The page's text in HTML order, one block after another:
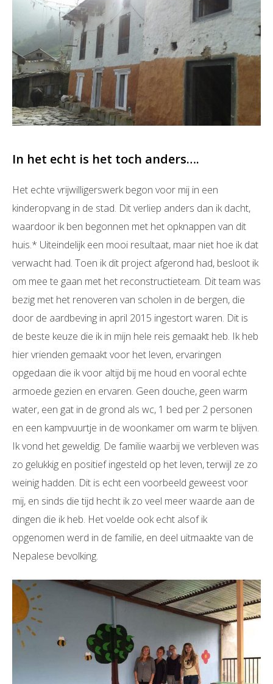
In het echt is het toch anders….
Het echte vrijwilligerswerk begon voor mij in een
kinderopvang in de stad. Dit verliep anders dan ik dacht,
waardoor ik ben begonnen met het opknappen van dit
huis.* Uiteindelijk een mooi resultaat, maar niet hoe ik dat
verwacht had. Toen ik dit project afgerond had, besloot ik
om mee te gaan met het reconstructieteam. Dit team was
bezig met het renoveren van scholen in de bergen, die
door de aardbeving in april 2015 ingestort waren. Dit is
de beste keuze die ik in mijn hele reis gemaakt heb. Ik heb
hier vrienden gemaakt voor het leven, ervaringen
opgedaan die ik voor altijd bij me houd en vooral echte
armoede gezien en ervaren. Geen douche, geen warm
water, een gat in de grond als wc, 1 bed per 2 personen
en een kampvuurtje in de woonkamer om warm te blijven.
Ik vond het geweldig. De familie waarbij we verbleven was
zo gelukkig en positief ingesteld op het leven, terwijl ze zo
weinig hadden. Dit is echt een voorbeeld geweest voor
mij, en sinds die tijd hecht ik zo veel meer waarde aan de
dingen die ik heb. Het voelde ook echt alsof ik
opgenomen werd in de familie, en deel uitmaakte van de
Nepalese bevolking.